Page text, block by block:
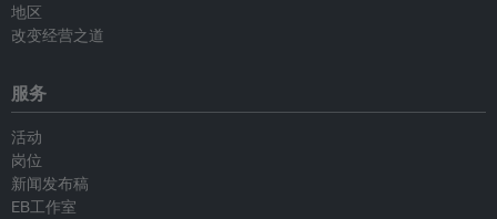
地区
改变经营之道
服务
活动
岗位
新闻发布稿
EB工作室